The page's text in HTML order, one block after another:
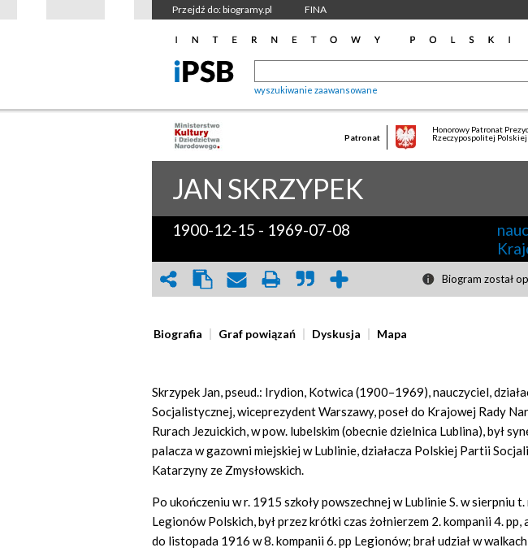
Przejdź do: biogramy.pl FINA
wyszukiwanie zaawansowane
Patronat
Honorowy Patronat
Rzeczypospolitej Polskiej
JAN SKRZYPEK
1900-12-15 - 1969-07-08
Biogram został
Biografia Graf powiązań Dyskusja Mapa
Skrzypek Jan, pseud.: Irydion, Kotwica (1900–1969), nauczyciel,
Socjalistycznej, wiceprezydent Warszawy, poseł do Krajowej Rady
Rurach Jezuickich, w pow. lubelskim (obecnie dzielnica Lublina), był
palacza w gazowni miejskiej w Lublinie, działacza Polskiej Partii
Katarzyny ze Zmysłowskich.
Po ukończeniu w r. 1915 szkoły powszechnej w Lublinie S. w sierpniu t.
Legionów Polskich, był przez krótki czas żołnierzem 2. kompanii 4.
do listopada 1916 w 8. kompanii 6. pp Legionów; brał udział w